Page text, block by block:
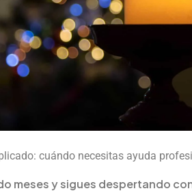
cuándo necesitas ayuda
meses y sigues despertando